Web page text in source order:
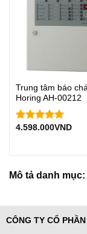
Trung tâm báo
Horing AH-00212
Được xếp
4.598.000VND
Mô tả danh mục:
CÔNG TY CỔ